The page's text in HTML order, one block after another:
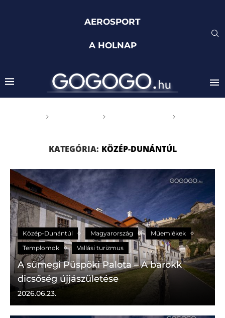
AEROSPORT
A HOLNAP
KATEGÓRIA: KÖZÉP-DUNÁNTÚL
Közép-Dunántúl Magyarország
Műemlékek
Templomok
Vallási turizmus
A sümegi Püspöki Palota – A barokk
dicsőség újjászületése
2026.06.23.